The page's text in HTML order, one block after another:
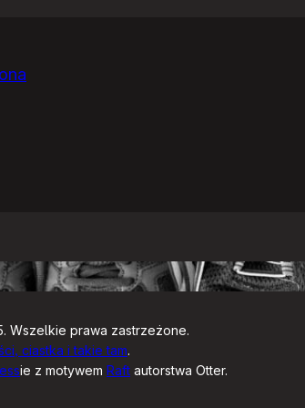
Wszelkie prawa zastrzeżone.
ciastka i takie tam.
ie z motywem Raft autorstwa Otter.